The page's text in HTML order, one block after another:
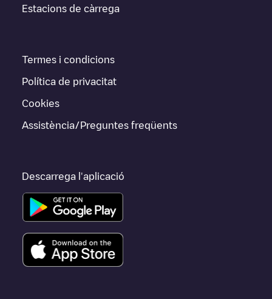
Estacions de càrrega
Termes i condicions
Política de privacitat
Cookies
Assistència/Preguntes freqüents
Descarrega l'aplicació